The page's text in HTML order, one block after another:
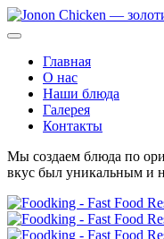
Главная
О нас
Наши блюда
Галерея
Контакты
Мы создаем блюда по
вкус был уникальным и